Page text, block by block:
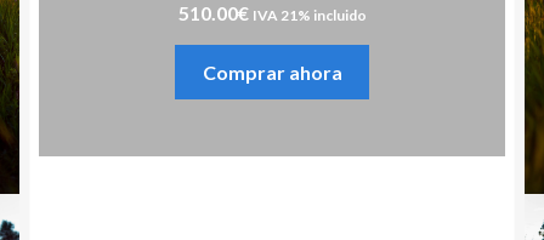
510.00€ IVA 21% incluido
Comprar ahora